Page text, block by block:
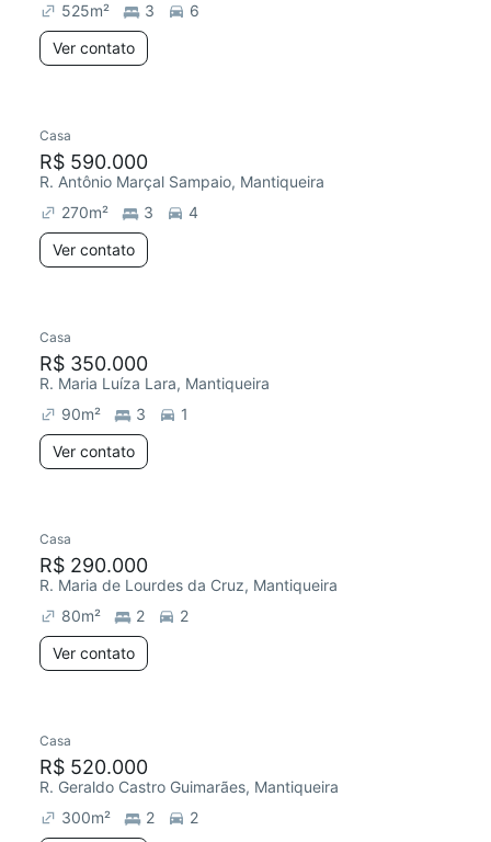
525m² 3
6
Ver contato
Casa
R$ 590.000
R. Antônio Marçal Sampaio, Mantiqueira
270m² 3
4
Ver contato
Casa
R$ 350.000
R. Maria Luíza Lara, Mantiqueira
90m² 3
1
Ver contato
Casa
R$ 290.000
R. Maria de Lourdes da Cruz, Mantiqueira
80m² 2
2
Ver contato
Casa
R$ 520.000
R. Geraldo Castro Guimarães, Mantiqueira
300m² 2
2